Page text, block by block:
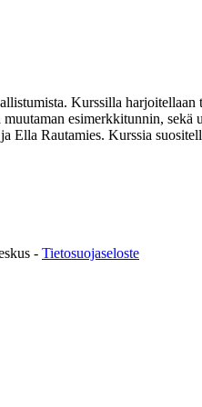
Kurssilla
esimerkkitunnin,
Rautamies. Kurssia
- Tietosuojaseloste